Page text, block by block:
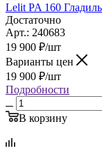
Lelit PA 160
Достаточно
Арт.: 240683
19 900 ₽/шт
Варианты цен
19 900 ₽/шт
Подробности
В корзину